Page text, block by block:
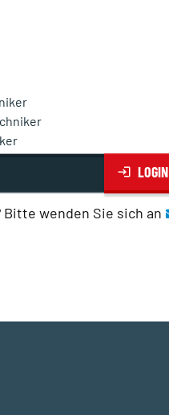
LOGIN
Bitte wenden Sie sich an